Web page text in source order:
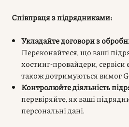
Співпраця з підрядниками:
Укладайте договори з
Переконайтеся, що ваші
хостинг-провайдери,
також дотримуються вимог
Контролюйте діяльність
перевіряйте, як ваші
персональні дані.